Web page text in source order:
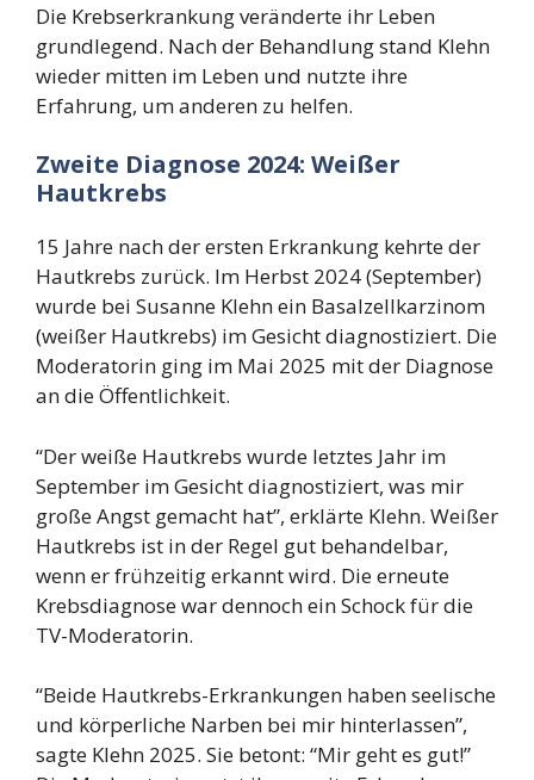
Die Krebserkrankung veränderte ihr Leben
grundlegend. Nach der Behandlung stand Klehn
wieder mitten im Leben und nutzte ihre
Erfahrung, um anderen zu helfen.
Zweite Diagnose 2024: Weißer
Hautkrebs
15 Jahre nach der ersten Erkrankung kehrte der
Hautkrebs zurück. Im Herbst 2024 (September)
wurde bei Susanne Klehn ein Basalzellkarzinom
(weißer Hautkrebs) im Gesicht diagnostiziert. Die
Moderatorin ging im Mai 2025 mit der Diagnose
an die Öffentlichkeit.
“Der weiße Hautkrebs wurde letztes Jahr im
September im Gesicht diagnostiziert, was mir
große Angst gemacht hat”, erklärte Klehn. Weißer
Hautkrebs ist in der Regel gut behandelbar,
wenn er frühzeitig erkannt wird. Die erneute
Krebsdiagnose war dennoch ein Schock für die
TV-Moderatorin.
“Beide Hautkrebs-Erkrankungen haben seelische
und körperliche Narben bei mir hinterlassen”,
sagte Klehn 2025. Sie betont: “Mir geht es gut!”